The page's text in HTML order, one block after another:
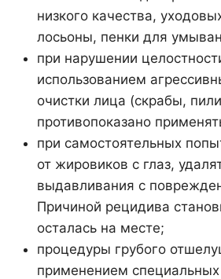
низкого качества,
лосьоны, пенки для
при нарушении
использованием
очистки лица (скрабы,
противопоказано
при самостоятельных
от жировиков с глаз,
выдавливания с
Причиной рецидива
осталась на месте;
процедуры грубого
применением